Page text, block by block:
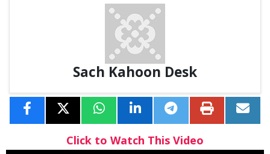
Sach Kahoon Desk
Click to Watch This Video